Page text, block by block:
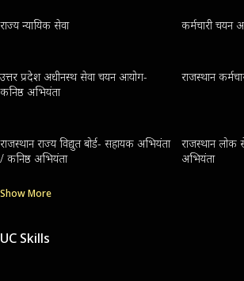
राज्य न्यायिक सेवा कर्मचारी चयन
उत्तर प्रदेश अधीनस्थ सेवा चयन आयोग-
कनिष्ठ अभियंता
राजस्थान
राजस्थान राज्य विद्युत बोर्ड- सहायक अभियंता
/ कनिष्ठ अभियंता
राजस्थान लोक
अभियंता
Show More
UC Skills